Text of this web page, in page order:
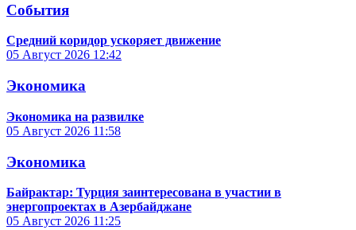
События
Средний коридор ускоряет движение
05 Август 2026 12:42
Экономика
Экономика на развилке
05 Август 2026 11:58
Экономика
Байрактар: Турция заинтересована в участии в
энергопроектах в Азербайджане
05 Август 2026 11:25